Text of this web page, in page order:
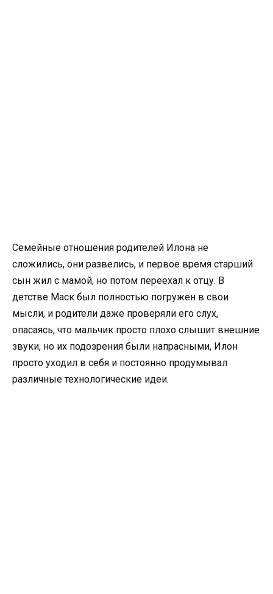
Семейные отношения родителей Илона не
сложились, они развелись, и первое время старший
сын жил с мамой, но потом переехал к отцу. В
детстве Маск был полностью погружен в свои
мысли, и родители даже проверяли его слух,
опасаясь, что мальчик просто плохо слышит внешние
звуки, но их подозрения были напрасными, Илон
просто уходил в себя и постоянно продумывал
различные технологические идеи.